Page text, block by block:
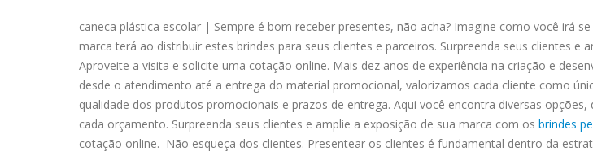
caneca plástica escolar | Sempre é bom receber presentes, não acha? Imagine como você irá
marca terá ao distribuir estes brindes para seus clientes e parceiros. Surpreenda seus clientes
Aproveite a visita e solicite uma cotação online. Mais dez anos de experiência na criação e
desde o atendimento até a entrega do material promocional, valorizamos cada cliente como
qualidade dos produtos promocionais e prazos de entrega. Aqui você encontra diversas
cada orçamento. Surpreenda seus clientes e amplie a exposição de sua marca com os brindes
cotação online. Não esqueça dos clientes. Presentear os clientes é fundamental dentro da